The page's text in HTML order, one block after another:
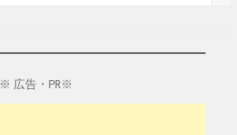
※ 広告・PR※